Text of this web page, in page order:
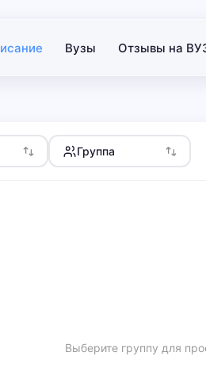
Вузы Отзывы на
Группа
Выберите группу для